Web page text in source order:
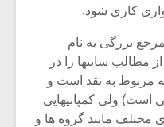
کاری شود.
بزرگی به نام
مطالب سایتها را در
مربوط به نقد است و
است) ولی کمپانیهایی
مختلف مانند گروه ها و